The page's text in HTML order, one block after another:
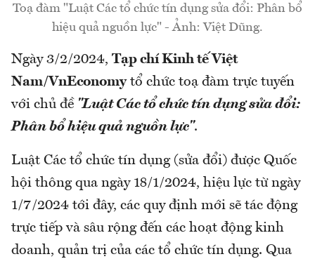
Toạ đàm "Luật Các tổ chức tín dụng sửa đổi: Phân bổ
hiệu quả nguồn lực" - Ảnh: Việt Dũng.
Ngày 3/2/2024, Tạp chí Kinh tế Việt
Nam/VnEconomytổ chức toạ đàm trực tuyến
với chủ đề "Luật Các tổ chức tín dụng sửa đổi:
Phân bổ hiệu quả nguồn lực".
Luật Các tổ chức tín dụng (sửa đổi) được Quốc
hội thông qua ngày 18/1/2024, hiệu lực từ ngày
1/7/2024 tới đây, các quy định mới sẽ tác động
trực tiếp và sâu rộng đến các hoạt động kinh
doanh, quản trị của các tổ chức tín dụng. Qua